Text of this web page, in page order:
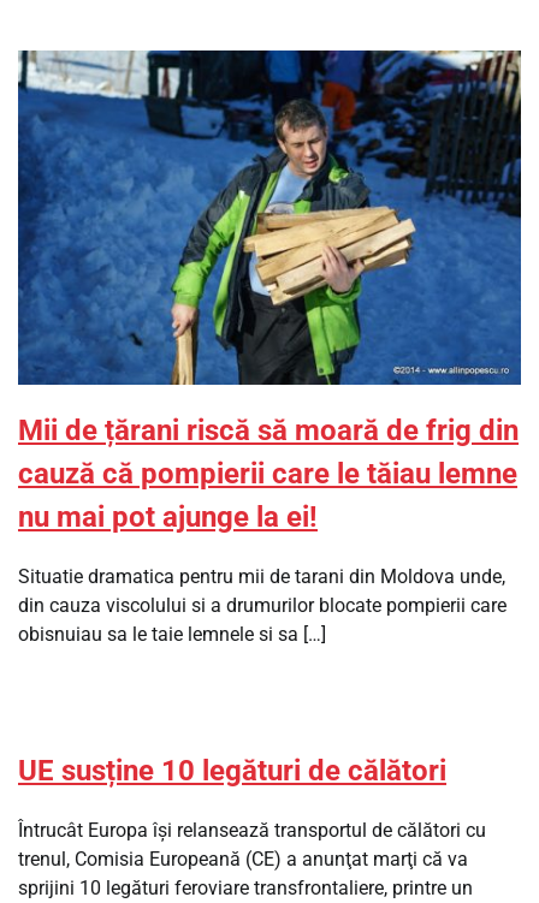
Mii de țărani riscă să moară de frig din
cauză că pompierii care le tăiau lemne
nu mai pot ajunge la ei!
Situatie dramatica pentru mii de tarani din Moldova unde,
din cauza viscolului si a drumurilor blocate pompierii care
obisnuiau sa le taie lemnele si sa […]
UE susține 10 legături de călători
Întrucât Europa îşi relansează transportul de călători cu
trenul, Comisia Europeană (CE) a anunţat marţi că va
sprijini 10 legături feroviare transfrontaliere, printre un